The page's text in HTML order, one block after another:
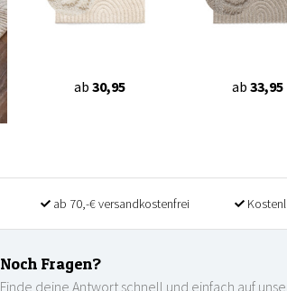
ab 30,95 ab 33,95
ab 70,-€ versandkostenfrei
Noch Fragen?
Finde deine Antwort schnell und einfach auf